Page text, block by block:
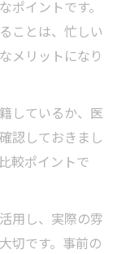
ポイントです。
ことは、忙しい
メリットになり
しているか、医
認しておきまし
較ポイントで
用し、実際の雰
切です。事前の